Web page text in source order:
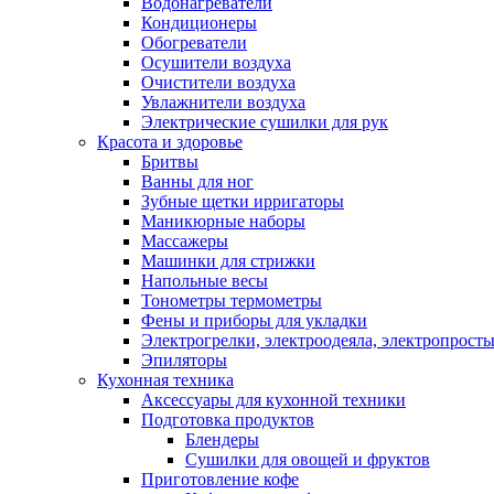
Кондиционеры
Обогреватели
Осушители воздуха
Очистители воздуха
Увлажнители воздуха
Электрические сушилки для рук
Красота и здоровье
Бритвы
Ванны для ног
Зубные щетки ирригаторы
Маникюрные наборы
Массажеры
Машинки для стрижки
Напольные весы
Тонометры термометры
Фены и приборы для укладки
Электрогрелки, электроодеяла,
Эпиляторы
Кухонная техника
Аксессуары для кухонной техники
Подготовка продуктов
Блендеры
Сушилки для овощей и фруктов
Приготовление кофе